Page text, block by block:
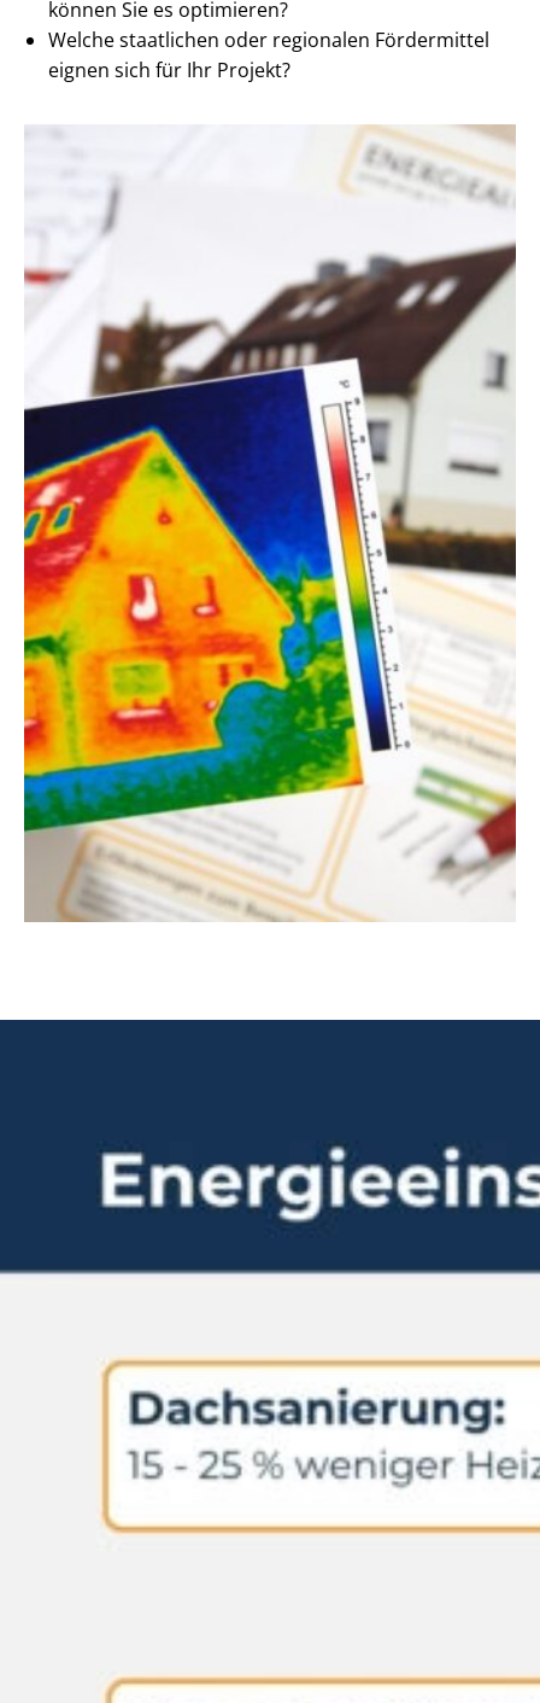
können Sie es optimieren?
Welche staatlichen oder regionalen Fördermittel
eignen sich für Ihr Projekt?